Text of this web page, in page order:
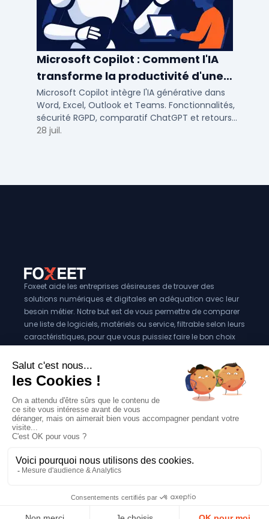
Microsoft Copilot : Comment l'IA
transforme la productivité d'une
PME/ETI ?
Microsoft Copilot intègre l'IA générative dans
Word, Excel, Outlook et Teams. Fonctionnalités,
sécurité RGPD, comparatif ChatGPT et retours
concrets pour PME et ETI françaises.
28 juil.
Foxeet aide les entreprises désireuses de trouver des
solutions numériques et digitales en adéquation avec leur
besoin métier. Notre but est de vous permettre de comparer
une liste de logiciels, matériels ou service, filtrable selon leurs
caractéristiques, pour que vous puissiez faire le bon choix
Se référencer sur Foxeet
Réseaux
Mentions légales